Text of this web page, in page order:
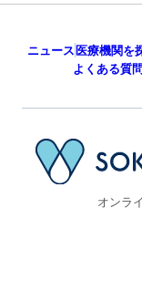
ニュース医療機関を
よくある質
オンラ